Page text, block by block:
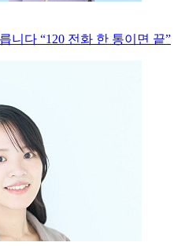
니다 “120 전화 한 통이면 끝”